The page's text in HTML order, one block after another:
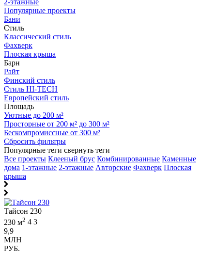
2-этажные
Популярные проекты
Бани
Стиль
Классический стиль
Фахверк
Плоская крыша
Барн
Райт
Финский стиль
Стиль HI-TECH
Европейский стиль
Площадь
Уютные до 200 м²
Просторные от 200 м² до 300 м²
Бескомпромиссные от 300 м²
Сбросить фильтры
Популярные теги свернуть теги
Все проекты Клееный брус Комбинированные Каменные
дома 1-этажные 2-этажные Авторские Фахверк Плоская
крыша
Тайсон 230
230 м2 4 3
9,9
МЛН
РУБ.